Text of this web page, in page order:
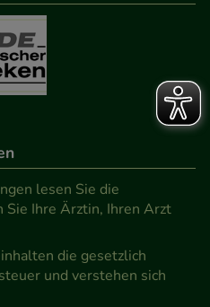
lesen Sie die
Sie Ihre Ärztin, Ihren Arzt
die gesetzlich
und verstehen sich